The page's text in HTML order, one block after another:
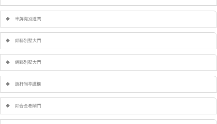
車牌識別道閘
鋁藝別墅大門
鋼藝別墅大門
旗杆崗亭護欄
鋁合金卷閘門